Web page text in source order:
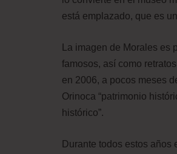
está emplazado, que es
La imagen de Morales
famosos, así como
en 2006, a pocos meses
Orinoca “patrimonio
histórico”.
Durante todos estos años